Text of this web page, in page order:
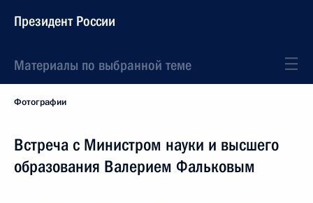
Президент России
Материалы по выбранной теме
Фотографии
Встреча с Министром науки и высшего
образования Валерием Фальковым